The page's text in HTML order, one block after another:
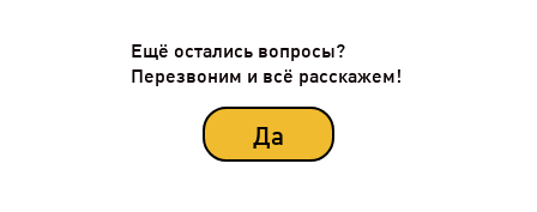
Ещё остались вопросы?
Перезвоним и всё расскажем!
Да